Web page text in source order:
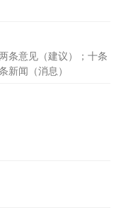
条意见（建议）；十条
新闻（消息）